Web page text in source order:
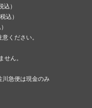
）
）
ください。
せん。
川急便は現金のみ